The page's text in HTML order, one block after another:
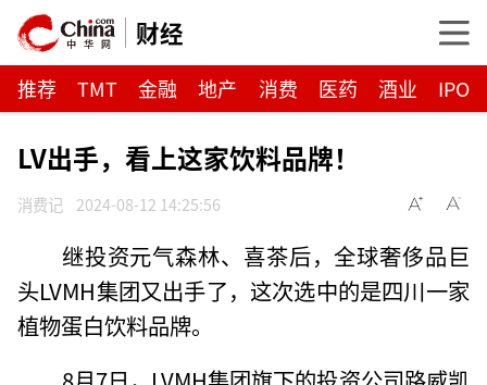
财经
推荐 TMT 金融 地产 消费 医药 酒业 IPO
LV出手，看上这家饮料品牌！
消费记 2024-08-12 14:25:56
继投资元气森林、喜茶后，全球奢侈品巨
头LVMH集团又出手了，这次选中的是四川一家
植物蛋白饮料品牌。